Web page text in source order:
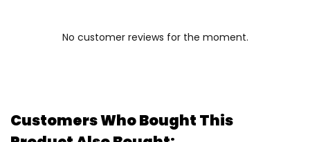
No customer reviews for the moment.
Customers Who Bought This